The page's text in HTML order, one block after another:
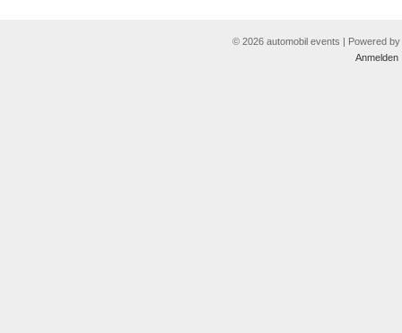
© 2026 automobil events | Powered by
Anmelden|